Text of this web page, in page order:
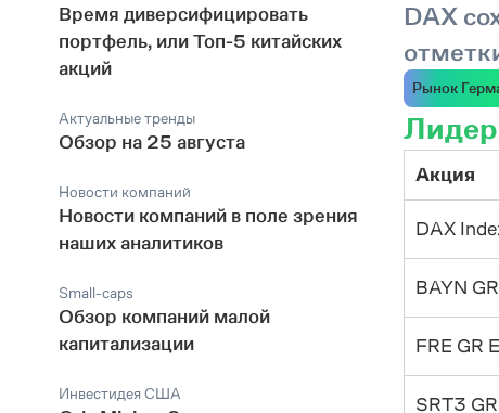
Время диверсифицировать
портфель, или ­Топ-5 китайских
акций
Актуальные тренды
Обзор на 25 августа
Новости компаний
Новости компаний в поле зрения
наших аналитиков
Small-caps
Обзор компаний малой
капитализации
Инвестидея США
DAX
Рынок
Акция
DAX
BAYN
FRE GR
SRT3